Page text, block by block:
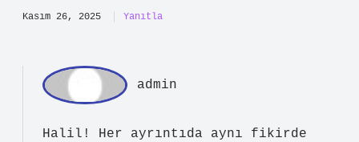
Kasım 26, 2025 Yanıtla
Halil! Her ayrıntıda aynı fikirde